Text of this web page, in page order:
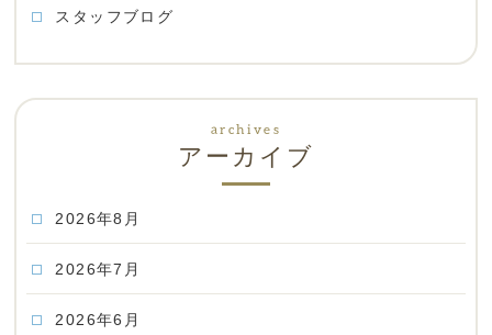
スタッフブログ
アーカイブ
2026年8月
2026年7月
2026年6月